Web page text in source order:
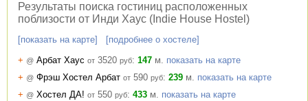
Результаты поиска гостиниц расположенных
поблизости от Инди Хаус (Indie House Hostel)
[показать на карте]
[подробнее о хостеле]
+ @ Арбат Хаус от 3520 руб: 147 м. показать на карте
+ @ Фрэш Хостел Арбат от 590 руб: 239 м. показать на карте
+ @ Хостел ДА! от 550 руб: 433 м. показать на карте